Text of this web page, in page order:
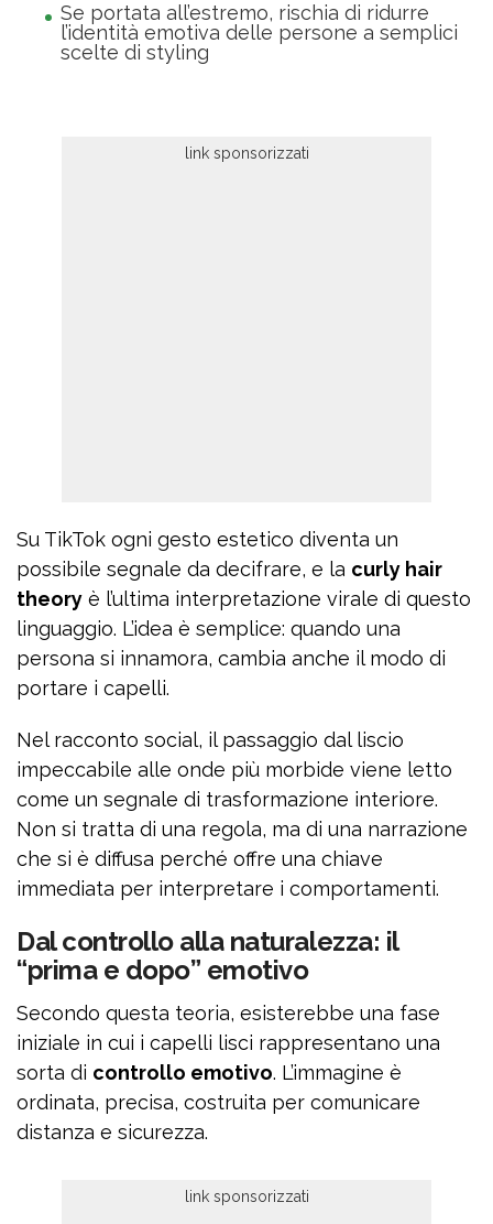
Se portata all’estremo, rischia di ridurre
l’identità emotiva delle persone a semplici
scelte di styling
Su TikTok ogni gesto estetico diventa un
possibile segnale da decifrare, e la curly hair
theory è l’ultima interpretazione virale di questo
linguaggio. L’idea è semplice: quando una
persona si innamora, cambia anche il modo di
portare i capelli.
Nel racconto social, il passaggio dal liscio
impeccabile alle onde più morbide viene letto
come un segnale di trasformazione interiore.
Non si tratta di una regola, ma di una narrazione
che si è diffusa perché offre una chiave
immediata per interpretare i comportamenti.
Dal controllo alla naturalezza: il
“prima e dopo” emotivo
Secondo questa teoria, esisterebbe una fase
iniziale in cui i capelli lisci rappresentano una
sorta di controllo emotivo. L’immagine è
ordinata, precisa, costruita per comunicare
distanza e sicurezza.